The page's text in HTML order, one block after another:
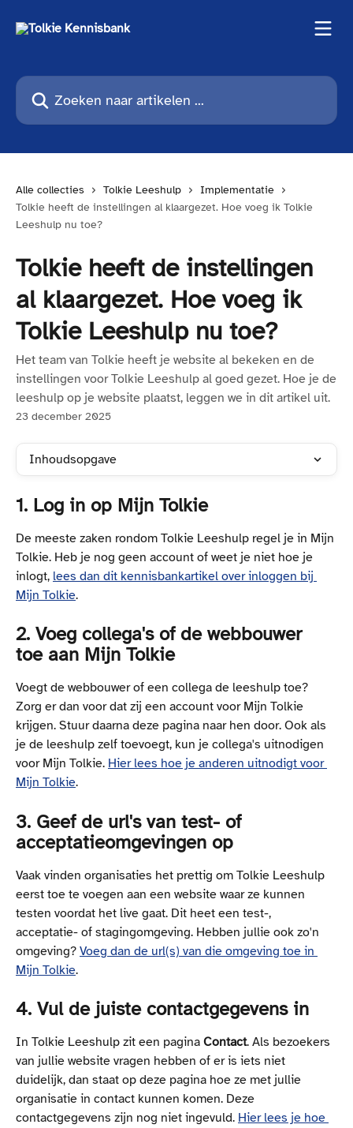
Zoeken naar artikelen ...
Alle collecties Tolkie Leeshulp
Implementatie
Tolkie heeft de instellingen al klaargezet. Hoe voeg ik Tolkie
Leeshulp nu toe?
Tolkie heeft de instellingen
al klaargezet. Hoe voeg ik
Tolkie Leeshulp nu toe?
Het team van Tolkie heeft je website al bekeken en de
instellingen voor Tolkie Leeshulp al goed gezet. Hoe je de
leeshulp op je website plaatst, leggen we in dit artikel uit.
23 december 2025
Inhoudsopgave
1. Log in op Mijn Tolkie
De meeste zaken rondom Tolkie Leeshulp regel je in Mijn
Tolkie. Heb je nog geen account of weet je niet hoe je
inlogt, lees dan dit kennisbankartikel over inloggen bij
Mijn Tolkie.
2. Voeg collega's of de webbouwer
toe aan Mijn Tolkie
Voegt de webbouwer of een collega de leeshulp toe?
Zorg er dan voor dat zij een account voor Mijn Tolkie
krijgen. Stuur daarna deze pagina naar hen door. Ook als
je de leeshulp zelf toevoegt, kun je collega's uitnodigen
voor Mijn Tolkie. Hier lees hoe je anderen uitnodigt voor
Mijn Tolkie.
3. Geef de url's van test- of
acceptatieomgevingen op
Vaak vinden organisaties het prettig om Tolkie Leeshulp
eerst toe te voegen aan een website waar ze kunnen
testen voordat het live gaat. Dit heet een test-,
acceptatie- of stagingomgeving. Hebben jullie ook zo'n
omgeving? Voeg dan de url(s) van die omgeving toe in
Mijn Tolkie.
4. Vul de juiste contactgegevens in
In Tolkie Leeshulp zit een pagina Contact. Als bezoekers
van jullie website vragen hebben of er is iets niet
duidelijk, dan staat op deze pagina hoe ze met jullie
organisatie in contact kunnen komen. Deze
contactgegevens zijn nog niet ingevuld. Hier lees je hoe